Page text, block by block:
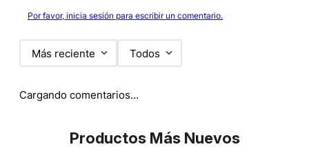
Por favor, inicia sesión para escribir un comentario.
Más reciente Todos
Cargando comentarios…
Productos Más Nuevos